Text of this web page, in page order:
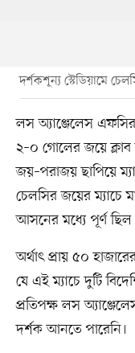
দর্শকশূন্য স্টেডিয়ামে
লস অ্যাঞ্জেলেস
২–০ গোলের জয়ে ক্লাব
জয়–পরাজয় ছাপিয়ে
চেলসির জয়ের ম্যাচে
আসনের মধ্যে পূর্ণ
অর্থাৎ প্রায় ৫০
যে এই ম্যাচে দুটি
প্রতিপক্ষ লস
দর্শক আনতে পারেনি।